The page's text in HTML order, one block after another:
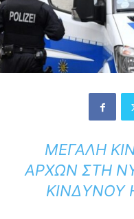
ΜΕΓΆΛΗ
ΑΡΧΏΝ ΣΤΗ
ΚΙΝΔΎΝΟΥ